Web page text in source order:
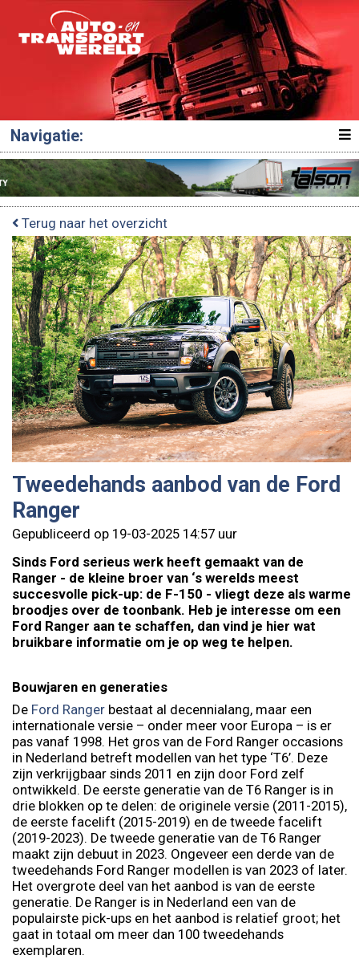
Navigatie:
Terug naar het overzicht
Tweedehands aanbod van de Ford
Ranger
Gepubliceerd op 19-03-2025 14:57 uur
Sinds Ford serieus werk heeft gemaakt van de
Ranger - de kleine broer van ‘s werelds meest
succesvolle pick-up: de F-150 - vliegt deze als warme
broodjes over de toonbank. Heb je interesse om een
Ford Ranger aan te schaffen, dan vind je hier wat
bruikbare informatie om je op weg te helpen.
Bouwjaren en generaties
De Ford Ranger bestaat al decennialang, maar een
internationale versie – onder meer voor Europa – is er
pas vanaf 1998. Het gros van de Ford Ranger occasions
in Nederland betreft modellen van het type ‘T6’. Deze
zijn verkrijgbaar sinds 2011 en zijn door Ford zelf
ontwikkeld. De eerste generatie van de T6 Ranger is in
drie blokken op te delen: de originele versie (2011-2015),
de eerste facelift (2015-2019) en de tweede facelift
(2019-2023). De tweede generatie van de T6 Ranger
maakt zijn debuut in 2023. Ongeveer een derde van de
tweedehands Ford Ranger modellen is van 2023 of later.
Het overgrote deel van het aanbod is van de eerste
generatie. De Ranger is in Nederland een van de
populairste pick-ups en het aanbod is relatief groot; het
gaat in totaal om meer dan 100 tweedehands
exemplaren.